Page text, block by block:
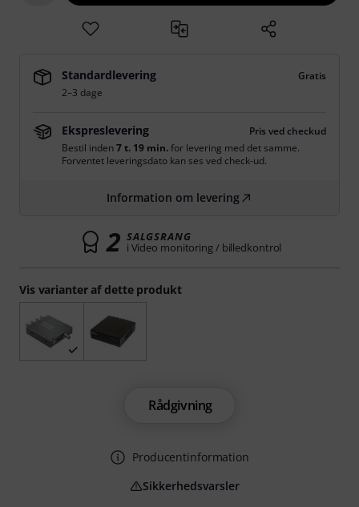
Vis varianter af dette produkt
Standardlevering
Gratis
2–3 dage
Ekspreslevering
Pris ved checkud
Bestil inden7 t. 19 min.for levering med det samme.
Forventet leveringsdato kan ses ved check-ud.
Information om levering
2 SALGSRANG
i Video monitoring / billedkontrol
Rådgivning
Producentinformation
Sikkerhedsvarsler